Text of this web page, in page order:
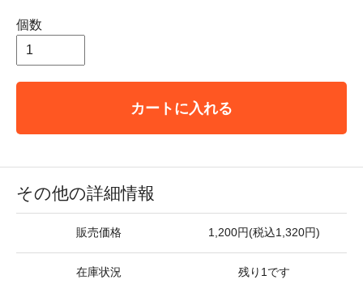
個数
カートに入れる
その他の詳細情報
販売価格 1,200円(税込1,320円)
在庫状況 残り1です